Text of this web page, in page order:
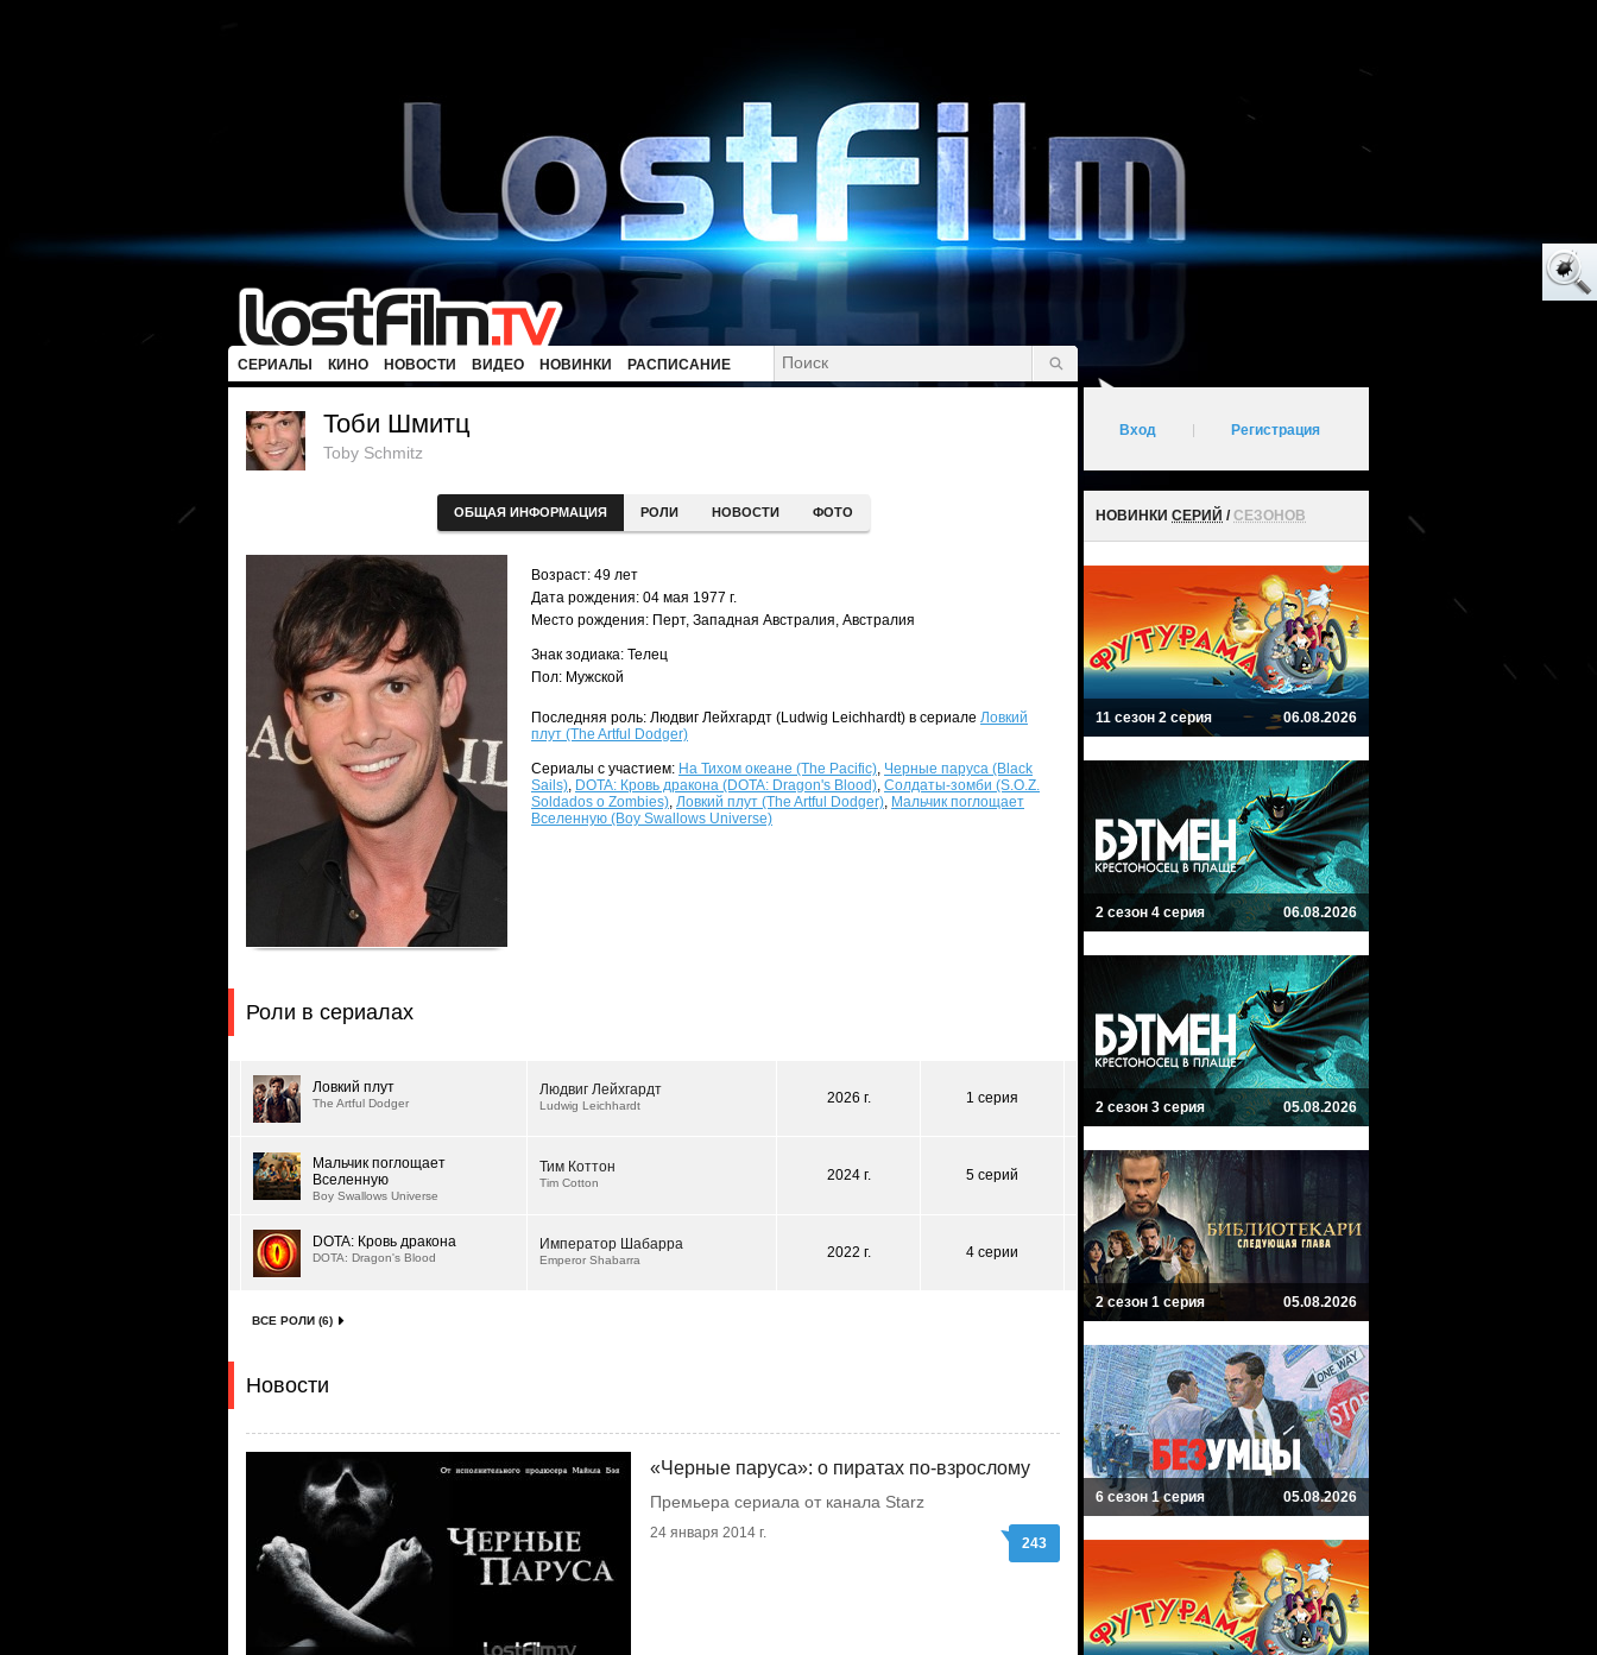
СЕРИАЛЫ КИНО НОВОСТИ ВИДЕО НОВИНКИ РАСПИСАНИЕ
Тоби Шмитц
Toby Schmitz
ОБЩАЯ ИНФОРМАЦИЯ РОЛИ НОВОСТИ ФОТО
Возраст: 49 лет
Дата рождения: 04 мая 1977 г.
Место рождения: Перт, Западная Австралия, Австралия
Знак зодиака: Телец
Пол: Мужской
Последняя роль: Людвиг Лейхгардт (Ludwig Leichhardt) в сериале Ловкий
плут (The Artful Dodger)
Сериалы с участием: На Тихом океане (The Pacific), Черные паруса (Black
Sails), DOTA: Кровь дракона (DOTA: Dragon's Blood), Солдаты-зомби (S.O.Z.
Soldados o Zombies), Ловкий плут (The Artful Dodger), Мальчик поглощает
Вселенную (Boy Swallows Universe)
Роли в сериалах
Ловкий плут
The Artful Dodger
Людвиг Лейхгардт
Ludwig Leichhardt 2026 г. 1 серия
Мальчик поглощает
Вселенную
Boy Swallows Universe
Тим Коттон
Tim Cotton 2024 г. 5 серий
DOTA: Кровь дракона
DOTA: Dragon's Blood
Император Шабарра
Emperor Shabarra 2022 г. 4 серии
ВСЕ РОЛИ (6)
Новости
«Черные паруса»: о пиратах по-взрослому
Премьера сериала от канала Starz
24 января 2014 г.
243
Вход Регистрация
НОВИНКИ СЕРИЙ /СЕЗОНОВ
11 сезон 2 серия 06.08.2026
2 сезон 4 серия 06.08.2026
2 сезон 3 серия 05.08.2026
2 сезон 1 серия 05.08.2026
6 сезон 1 серия 05.08.2026